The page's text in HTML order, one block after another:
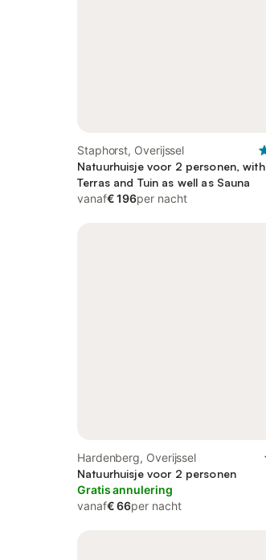
Staphorst, Overijssel
Natuurhuisje voor 2 personen, with
Terras and Tuin as well as Sauna
vanaf€ 196per nacht
Hardenberg, Overijssel
Natuurhuisje voor 2 personen
Gratis annulering
vanaf€ 66per nacht